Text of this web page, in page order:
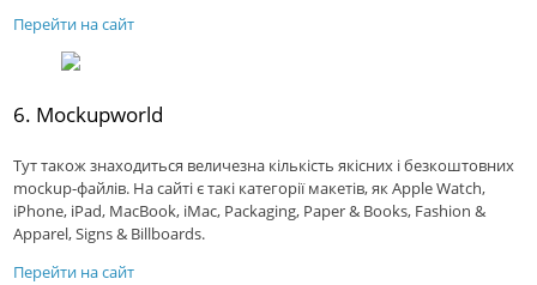
Перейти на сайт
6. Mockupworld
Тут також знаходиться величезна кількість якісних і безкоштовних
mockup-файлів. На сайті є такі категорії макетів, як Apple Watch,
iPhone, iPad, MacBook, iMac, Packaging, Paper & Books, Fashion &
Apparel, Signs & Billboards.
Перейти на сайт